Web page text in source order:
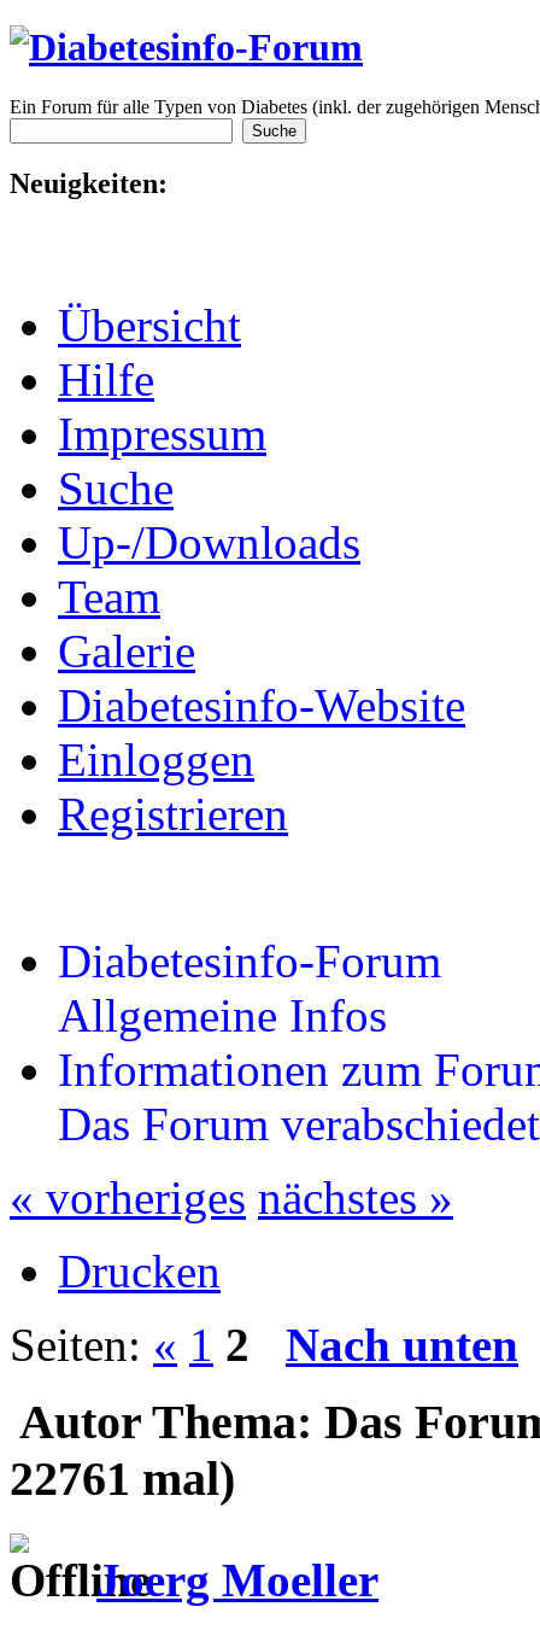
Ein Forum für alle Typen von Diabetes (inkl. der zugehörigen
Neuigkeiten:
Übersicht
Hilfe
Impressum
Suche
Up-/Downloads
Team
Galerie
Diabetesinfo-Website
Einloggen
Registrieren
Diabetesinfo-Forum
Allgemeine Infos
Informationen zum
Das Forum
« vorheriges nächstes »
Drucken
Seiten: « 1 2 Nach unten
Autor Thema: Das
22761 mal)
Joerg Moeller